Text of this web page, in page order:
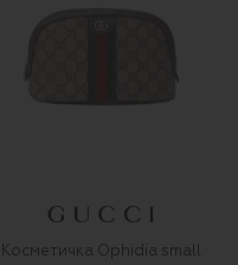
Косметичка Ophidia small